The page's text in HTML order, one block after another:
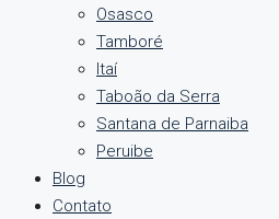
Osasco
Tamboré
Itaí
Taboão da Serra
Santana de Parnaiba
Peruibe
Blog
Contato